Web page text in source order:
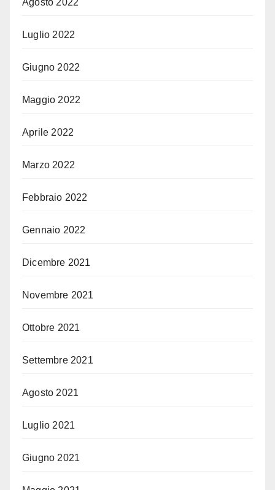
Luglio 2022
Giugno 2022
Maggio 2022
Aprile 2022
Marzo 2022
Febbraio 2022
Gennaio 2022
Dicembre 2021
Novembre 2021
Ottobre 2021
Settembre 2021
Agosto 2021
Luglio 2021
Giugno 2021